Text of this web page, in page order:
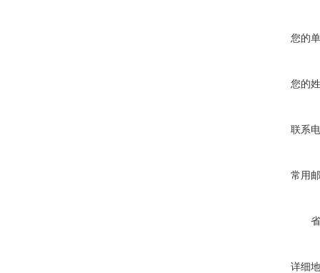
您的
您的
联系
常用
详细